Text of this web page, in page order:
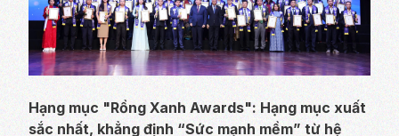
Hạng mục "Rồng Xanh Awards": Hạng mục xuất
sắc nhất, khẳng định “Sức mạnh mềm” từ hệ